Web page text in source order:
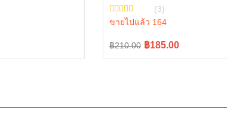
L5018, M6040 , W9501-31070B
(3)
ขายไปแล้ว 164
฿210.00
Original ฿185.00
Current